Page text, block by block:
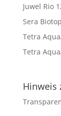
Juwel Rio
Sera
Tetra
Tetra
Hinweis